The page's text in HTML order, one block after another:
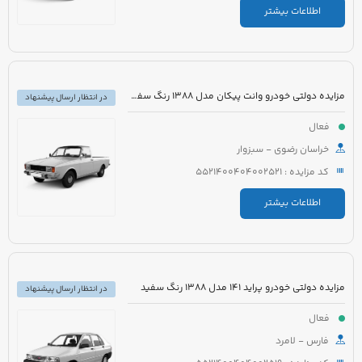
اطلاعات بیشتر
مزایده دولتی خودرو وانت پیکان مدل 1388 رنگ سفید شیری
فعال
خراسان رضوی - سبزوار
کد مزایده : 5521400404002521
اطلاعات بیشتر
در انتظار ارسال پیشنهاد
مزایده دولتی خودرو پراید 141 مدل 1388 رنگ سفید
فعال
فارس - لامرد
در انتظار ارسال پیشنهاد